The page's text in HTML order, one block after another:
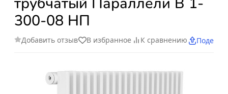
300-08 НП
Добавить отзыв В избранное К сравнению